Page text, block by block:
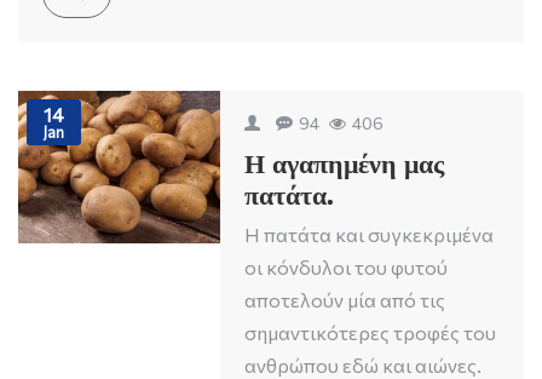
14
Jan 94 406
Η αγαπημένη μας
πατάτα.
Η πατάτα και συγκεκριμένα
οι κόνδυλοι του φυτού
αποτελούν μία από τις
σημαντικότερες τροφές του
ανθρώπου εδώ και αιώνες.